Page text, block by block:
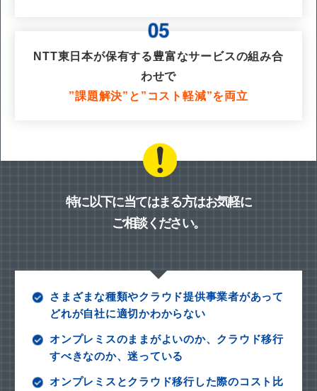
NTT東日本が保有する豊富なサービスの組み合
わせで
”課題解決”と”コスト軽減”を両立
特に以下に当てはまる方はお気軽に
ご相談ください。
さまざまな種類やクラウド提供事業者があって
どれが自社に適切かわからない
オンプレミスのままがよいのか、クラウド移行
すべきなのか、迷っている
オンプレミスとクラウド移行した際のコスト比